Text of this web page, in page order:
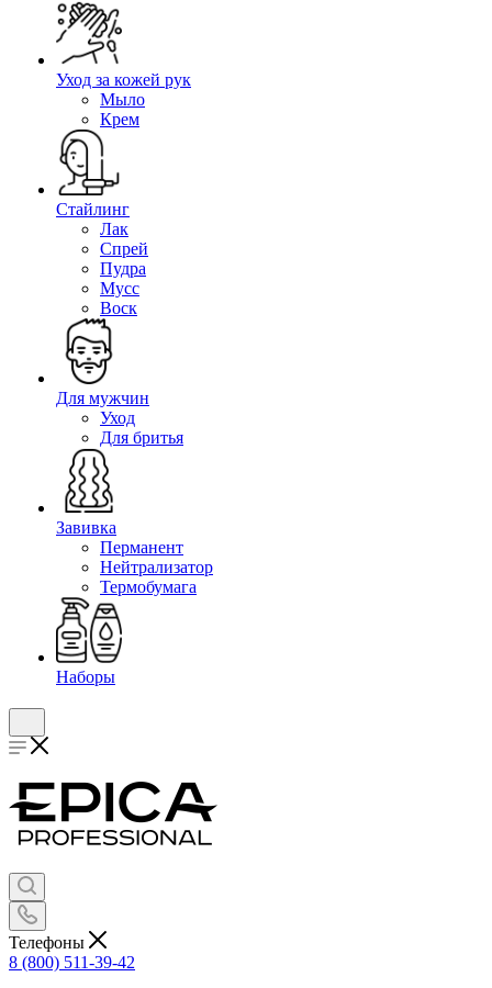
Уход за кожей рук
Мыло
Крем
Стайлинг
Лак
Спрей
Пудра
Мусс
Воск
Для мужчин
Уход
Для бритья
Завивка
Перманент
Нейтрализатор
Термобумага
Наборы
Телефоны
8 (800) 511-39-42